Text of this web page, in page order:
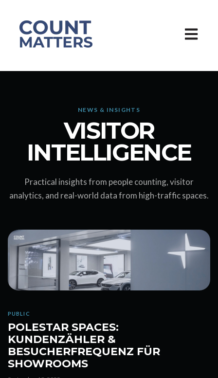
NEWS & INSIGHTS
VISITOR
INTELLIGENCE
Practical insights from people counting, visitor
analytics, and real-world data from high-traffic spaces.
PUBLIC
POLESTAR SPACES:
KUNDENZÄHLER &
BESUCHERFREQUENZ FÜR
SHOWROOMS